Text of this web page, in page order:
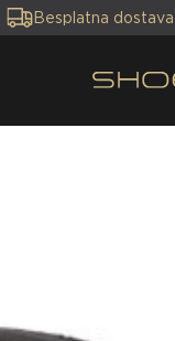
Besplatna